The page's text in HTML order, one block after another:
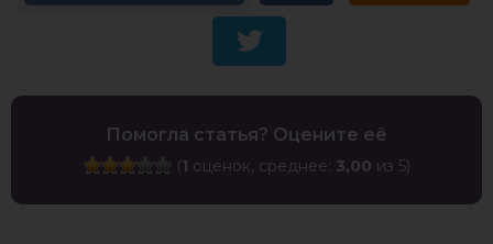
Помогла статья? Оцените её
(1 оценок, среднее: 3,00 из 5)